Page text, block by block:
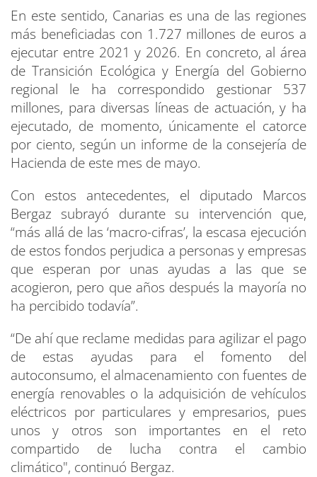
En este sentido, Canarias es una de las regiones
más beneficiadas con 1.727 millones de euros a
ejecutar entre 2021 y 2026. En concreto, al área
de Transición Ecológica y Energía del Gobierno
regional le ha correspondido gestionar 537
millones, para diversas líneas de actuación, y ha
ejecutado, de momento, únicamente el catorce
por ciento, según un informe de la consejería de
Hacienda de este mes de mayo.
Con estos antecedentes, el diputado Marcos
Bergaz subrayó durante su intervención que,
“más allá de las ‘macro-cifras’, la escasa ejecución
de estos fondos perjudica a personas y empresas
que esperan por unas ayudas a las que se
acogieron, pero que años después la mayoría no
ha percibido todavía”.
“De ahí que reclame medidas para agilizar el pago
de estas ayudas para el fomento del
autoconsumo, el almacenamiento con fuentes de
energía renovables o la adquisición de vehículos
eléctricos por particulares y empresarios, pues
unos y otros son importantes en el reto
compartido de lucha contra el cambio
climático", continuó Bergaz.